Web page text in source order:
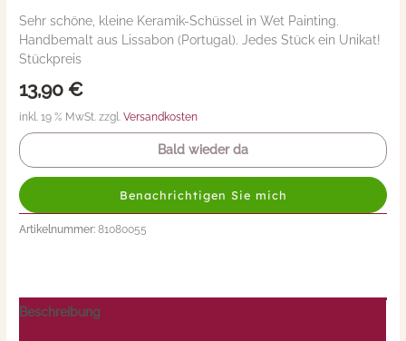
Sehr schöne, kleine Keramik-Schüssel in Wet Painting.
Handbemalt aus Lissabon (Portugal). Jedes Stück ein Unikat!
Stückpreis
13,90€
inkl. 19 % MwSt. zzgl.Versandkosten
Bald wieder da
Benachrichtigen Sie mich
Artikelnummer:81080055
Beschreibung